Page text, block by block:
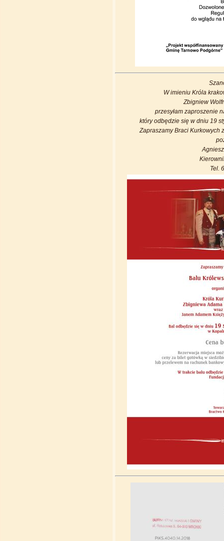
W imieniu Króla
Zbigniew
przesyłam zaproszenie
który odbędzie się w dniu 19
Zapraszamy Braci Kurkowych
Tel.